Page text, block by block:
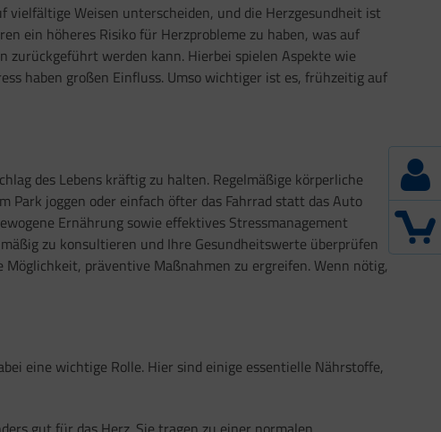
vielfältige Weisen unterscheiden, und die Herzgesundheit ist
ein höheres Risiko für Herzprobleme zu haben, was auf
zurückgeführt werden kann. Hierbei spielen Aspekte wie
haben großen Einfluss. Umso wichtiger ist es, frühzeitig auf
des Lebens kräftig zu halten. Regelmäßige körperliche
joggen oder einfach öfter das Fahrrad statt das Auto
Ernährung sowie effektives Stressmanagement
zu konsultieren und Ihre Gesundheitswerte überprüfen
präventive Maßnahmen zu ergreifen. Wenn nötig,
eine wichtige Rolle. Hier sind einige essentielle Nährstoffe,